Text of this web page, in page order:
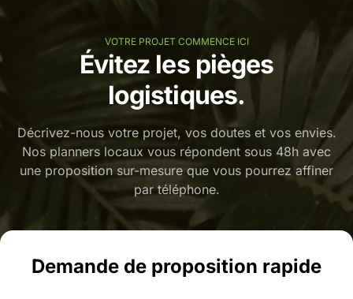
VOTRE PROJET COMMENCE ICI
Évitez les pièges
logistiques.
Décrivez-nous votre projet, vos doutes et vos envies.
Nos planners locaux vous répondent sous 48h avec
une proposition sur-mesure que vous pourrez affiner
par téléphone.
Demande de proposition rapide